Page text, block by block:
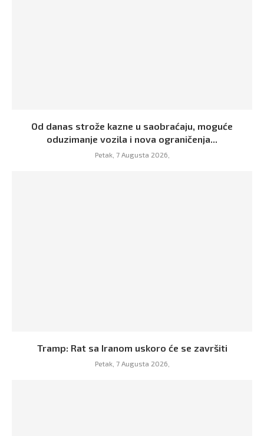
Od danas strože kazne u saobraćaju, moguće
oduzimanje vozila i nova ograničenja...
Petak, 7 Augusta 2026,
Tramp: Rat sa Iranom uskoro će se završiti
Petak, 7 Augusta 2026,